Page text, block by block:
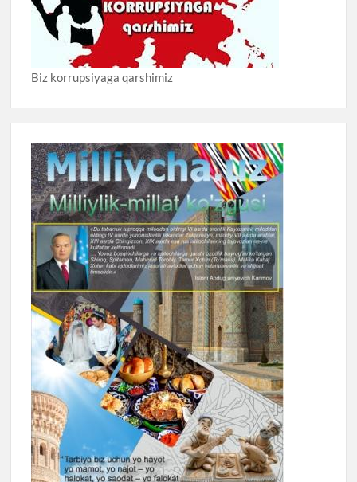
Biz korrupsiyaga qarshimiz